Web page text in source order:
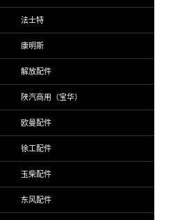
法士特
康明斯
解放配件
陕汽商用（宝华）
欧曼配件
徐工配件
玉柴配件
东风配件